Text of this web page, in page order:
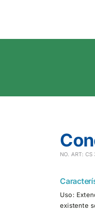
NO. ART:
Uso:
existente